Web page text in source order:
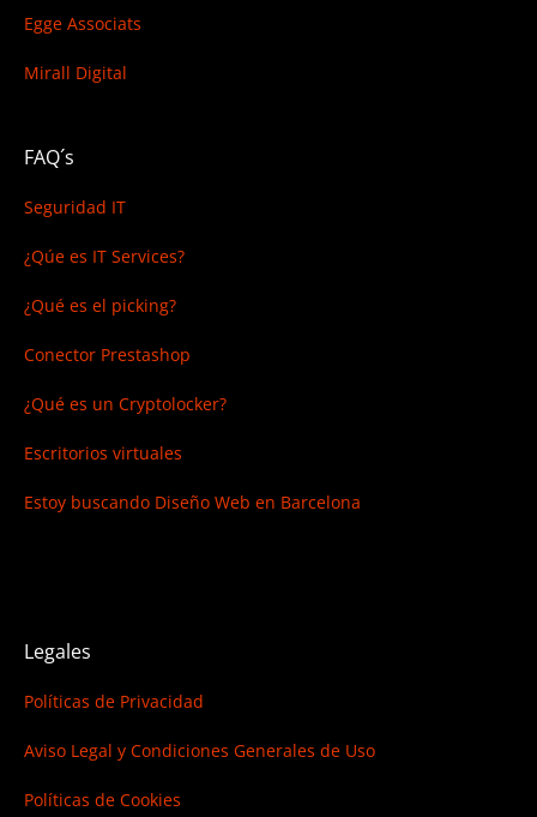
Egge Associats
Mirall Digital
FAQ´s
Seguridad IT
¿Qúe es IT Services?
¿Qué es el picking?
Conector Prestashop
¿Qué es un Cryptolocker?
Escritorios virtuales
Estoy buscando Diseño Web en Barcelona
Legales
Políticas de Privacidad
Aviso Legal y Condiciones Generales de Uso
Políticas de Cookies